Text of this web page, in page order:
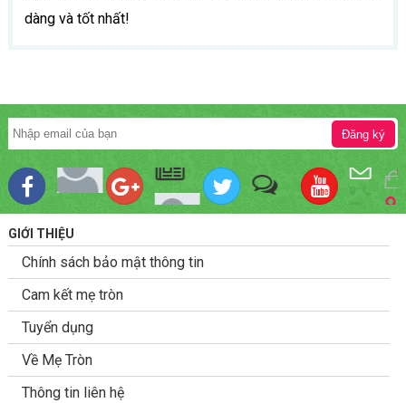
dàng và tốt nhất!
GIỚI THIỆU
Chính sách bảo mật thông tin
Cam kết mẹ tròn
Tuyển dụng
Về Mẹ Tròn
Thông tin liên hệ